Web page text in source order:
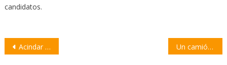
candidatos.
Navegación
Acindar y el Municipio organizan un taller de matemática Un camión chocó a dos autos en la autopista Rosario-Buenos Aires